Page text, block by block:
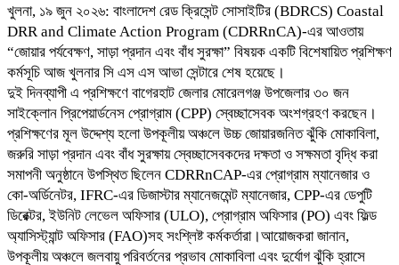
খুলনা, ১৯ জুন ২০২৬: বাংলাদেশ রেড ক্রিসেন্ট সোসাইটির (BDRCS) Coastal
DRR and Climate Action Program (CDRRnCA)-এর আওতায়
“জোয়ার পর্যবেক্ষণ, সাড়া প্রদান এবং বাঁধ সুরক্ষা” বিষয়ক একটি বিশেষায়িত প্রশিক্ষণ
কর্মসূচি আজ খুলনার সি এস এস আভা সেন্টারে শেষ হয়েছে।
দুই দিনব্যাপী এ প্রশিক্ষণে বাগেরহাট জেলার মোরেলগঞ্জ উপজেলার ৩০ জন
সাইক্লোন প্রিপেয়ার্ডনেস প্রোগ্রাম (CPP) স্বেচ্ছাসেবক অংশগ্রহণ করছেন।
প্রশিক্ষণের মূল উদ্দেশ্য হলো উপকূলীয় অঞ্চলে উচ্চ জোয়ারজনিত ঝুঁকি মোকাবিলা,
জরুরি সাড়া প্রদান এবং বাঁধ সুরক্ষায় স্বেচ্ছাসেবকদের দক্ষতা ও সক্ষমতা বৃদ্ধি করা
সমাপনী অনুষ্ঠানে উপস্থিত ছিলেন CDRRnCAP-এর প্রোগ্রাম ম্যানেজার ও
কো-অর্ডিনেটর, IFRC-এর ডিজাস্টার ম্যানেজমেন্ট ম্যানেজার, CPP-এর ডেপুটি
ডিরেক্টর, ইউনিট লেভেল অফিসার (ULO), প্রোগ্রাম অফিসার (PO) এবং ফিল্ড
অ্যাসিস্ট্যান্ট অফিসার (FAO)সহ সংশ্লিষ্ট কর্মকর্তারা।আয়োজকরা জানান,
উপকূলীয় অঞ্চলে জলবায়ু পরিবর্তনের প্রভাব মোকাবিলা এবং দুর্যোগ ঝুঁকি হ্রাসে